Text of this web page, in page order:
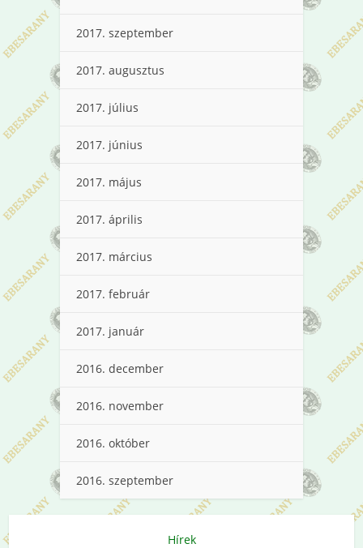
2017. szeptember
2017. augusztus
2017. július
2017. június
2017. május
2017. április
2017. március
2017. február
2017. január
2016. december
2016. november
2016. október
2016. szeptember
Hírek